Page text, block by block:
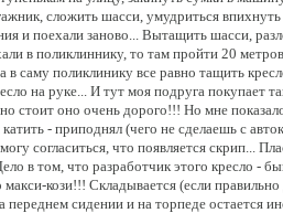
сложить шасси, умудриться
и поехали заново... Вытащить шасси,
в поликлиннику, то там пройти 20
в саму поликлинику все равно тащить
на руке... И тут моя подруга покупает
стоит оно очень дорого!!! Но мне
катить - приподнял (чего не сделаешь с
согласиться, что появляется скрип...
в том, что разработчик этого кресло -
кози!!! Складывается (если
сидении и на торпеде остается